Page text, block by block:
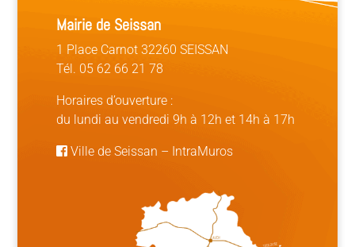
Mairie de Seissan
1 Place Carnot 32260 SEISSAN
Tél. 05 62 66 21 78
Horaires d’ouverture :
du lundi au vendredi 9h à 12h et 14h à 17h
Ville de Seissan – IntraMuros